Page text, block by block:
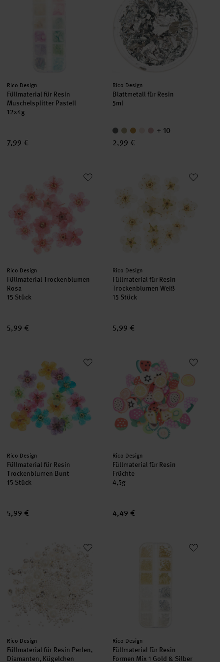
Hersteller:
Rico Design
Füllmaterial für Resin
Muschelsplitter Pastell
12x4g
7,99 €
Hersteller:
Rico Design
Blattmetall für Resin
5ml
+ 10
2,99 €
Füllmaterial Trockenblumen Rosa
Hersteller:
Rico Design
Füllmaterial Trockenblumen
Rosa
15 Stück
5,99 €
Füllmaterial für Resin
Hersteller:
Rico Design
Füllmaterial für Resin
Trockenblumen Weiß
15 Stück
5,99 €
Füllmaterial für Resin Trockenblumen Bunt
Hersteller:
Rico Design
Füllmaterial für Resin
Trockenblumen Bunt
15 Stück
5,99 €
Füllmaterial für Resin Früchte
Hersteller:
Rico Design
Füllmaterial für Resin
Früchte
4,5g
4,49 €
Füllmaterial für Resin Perlen, Diamanten, Kügelchen
Hersteller:
Rico Design
Füllmaterial für Resin Perlen,
Diamanten, Kügelchen
Füllmaterial für Resin Formen
Hersteller:
Rico Design
Füllmaterial für Resin
Formen Mix 1 Gold & Silber